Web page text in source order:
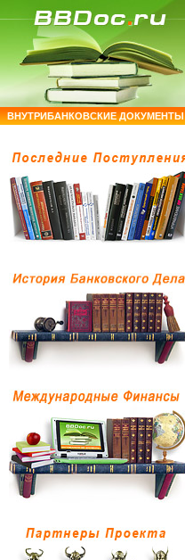
ВНУТРИБАНКОВСКИЕ ДОКУМЕНТЫ